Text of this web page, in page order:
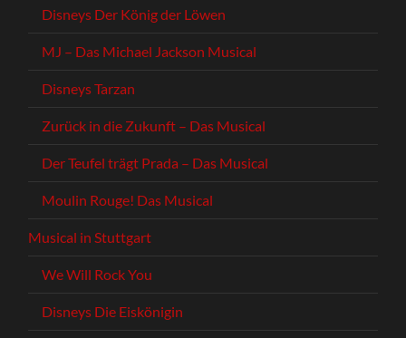
Disneys Der König der Löwen
MJ – Das Michael Jackson Musical
Disneys Tarzan
Zurück in die Zukunft – Das Musical
Der Teufel trägt Prada – Das Musical
Moulin Rouge! Das Musical
Musical in Stuttgart
We Will Rock You
Disneys Die Eiskönigin